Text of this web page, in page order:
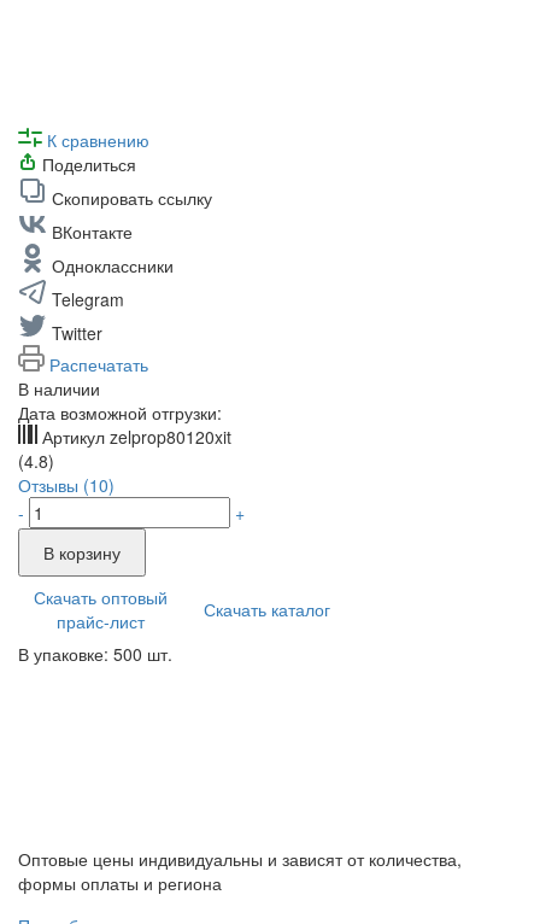
К сравнению
Поделиться
Скопировать ссылку
ВКонтакте
Одноклассники
Telegram
Twitter
Распечатать
В наличии
Дата возможной отгрузки:
Артикул zelprop80120xit
(4.8)
Отзывы (10)
-
+
В корзину
Скачать оптовый
прайс-лист
Скачать каталог
В упаковке: 500 шт.
Оптовые цены индивидуальны и зависят от количества,
формы оплаты и региона